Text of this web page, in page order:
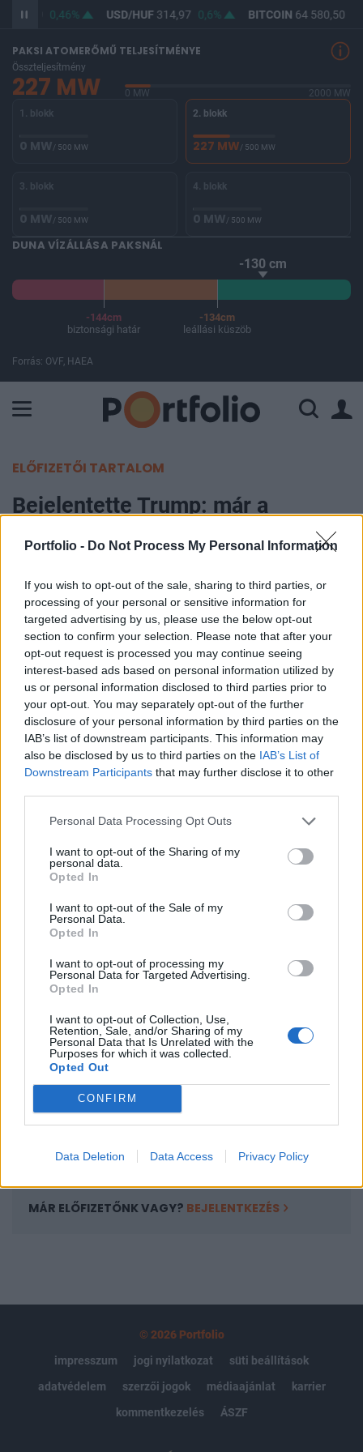
Portfolio - Do Not Process My Personal Information
If you wish to opt-out of the sale, sharing to third parties, or
processing of your personal or sensitive information for
targeted advertising by us, please use the below opt-out
section to confirm your selection. Please note that after your
opt-out request is processed you may continue seeing
interest-based ads based on personal information utilized by
us or personal information disclosed to third parties prior to
your opt-out. You may separately opt-out of the further
disclosure of your personal information by third parties on the
IAB’s list of downstream participants. This information may
also be disclosed by us to third parties on the IAB’s List of
Downstream Participants that may further disclose it to other
Personal Data Processing Opt Outs
I want to opt-out of the Sharing of my
personal data.
Opted In
I want to opt-out of the Sale of my
Personal Data.
Opted In
I want to opt-out of processing my
Personal Data for Targeted Advertising.
Opted In
I want to opt-out of Collection, Use,
Retention, Sale, and/or Sharing of my
Personal Data that Is Unrelated with the
Purposes for which it was collected.
Opted Out
CONFIRM
Data Deletion Data Access Privacy Policy
363,39 0,46% USD/HUF314,97 0,6% BITCOIN64 580,50
PAKSI ATOMERŐMŰ TELJESÍTMÉNYE
Összteljesítmény
227 MW 0 MW
2000 MW
1. blokk
0 MW/ 500 MW
2. blokk
227 MW/ 500 MW
3. blokk
0 MW/ 500 MW
4. blokk
0 MW/ 500 MW
DUNA VÍZÁLLÁSA PAKSNÁL
-130 cm
-144cm
biztonsági határ
-134cm
leállási küszöb
Forrás: OVF, HAEA
ELŐFIZETŐI TARTALOM
Bejelentette Trump: már a
hétvégén aláírják az amerikai-iráni
megállapodást!
Portfolio
2026. június 11. 21:44
Donald Trump amerikai elnök a Reuters szerint
bejelentette, hogy J. D. Vance alelnök képviseli
majd az Egyesült Államokat a hétvégén,
Európában esedékes amerikai–iráni
megállapodás ünnepélyes aláírásán.
Donald Trump amerikai elnök bejelentette, hogy J. D. Vance
alelnök képviseli az Egyesült Államokat a hétvégén
Európában esedékes amerikai-iráni megállapodás
hogy a két ország közötti kétoldalú tárgyalások
kézzelfogható eredményt hoztak, és a folyamat a záró
A keresett cikk a portfolio.hu hírarchívumához
tartozik, melynek olvasása előfizetéses
regisztrációhoz kötött.
Az előfizetés a következőket tartalmazza:
Portfolio.hu teljes cikkarchívum
Kötéslisták: BÉT elmúlt 2 év napon belüli
MÁR ELŐFIZETŐNK VAGY? BEJELENTKEZÉS
© 2026 Portfolio
impresszum
jogi nyilatkozat
süti beállítások
adatvédelem
szerzői jogok médiaajánlat
karrier
kommentkezelés
ÁSZF